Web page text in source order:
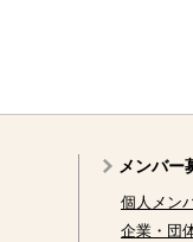
メンバー
個人メン
企業・団